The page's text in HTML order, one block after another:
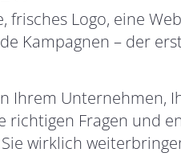
frisches Logo, eine
Kampagnen – der
Ihrem Unternehmen,
richtigen Fragen und
wirklich